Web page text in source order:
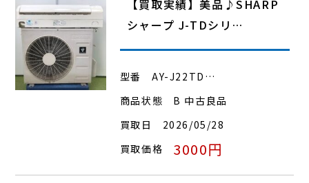
【買取実績】美品♪SHARP
シャープ J-TDシリ…
型番
AY-J22TD…
商品状態
B 中古良品
買取日
2026/05/28
買取価格
3000円